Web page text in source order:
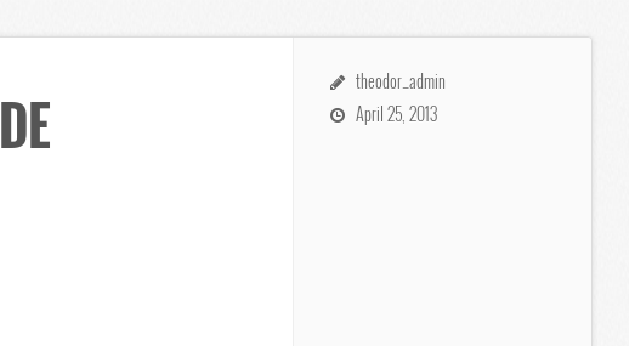
theodor_admin
April 25, 2013